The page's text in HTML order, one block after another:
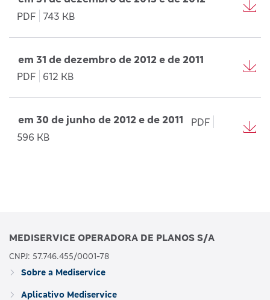
PDF 743 KB
em 31 de dezembro de 2012 e de 2011
PDF
612 KB
em 30 de junho de 2012 e de 2011
PDF
596 KB
MEDISERVICE OPERADORA DE PLANOS S/A
CNPJ: 57.746.455/0001-78
Sobre a Mediservice
Aplicativo Mediservice